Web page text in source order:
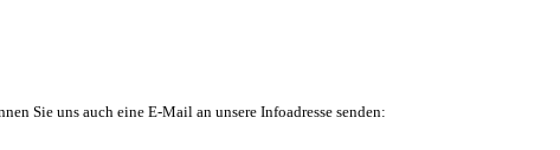
Sie uns auch eine E-Mail an unsere Infoadresse senden: